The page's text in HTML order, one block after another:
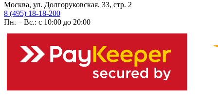
Москва, ул. Долгоруковская, 33, стр. 2
8 (495) 18-18-200
Пн. – Вс.: с 10:00 до 20:00